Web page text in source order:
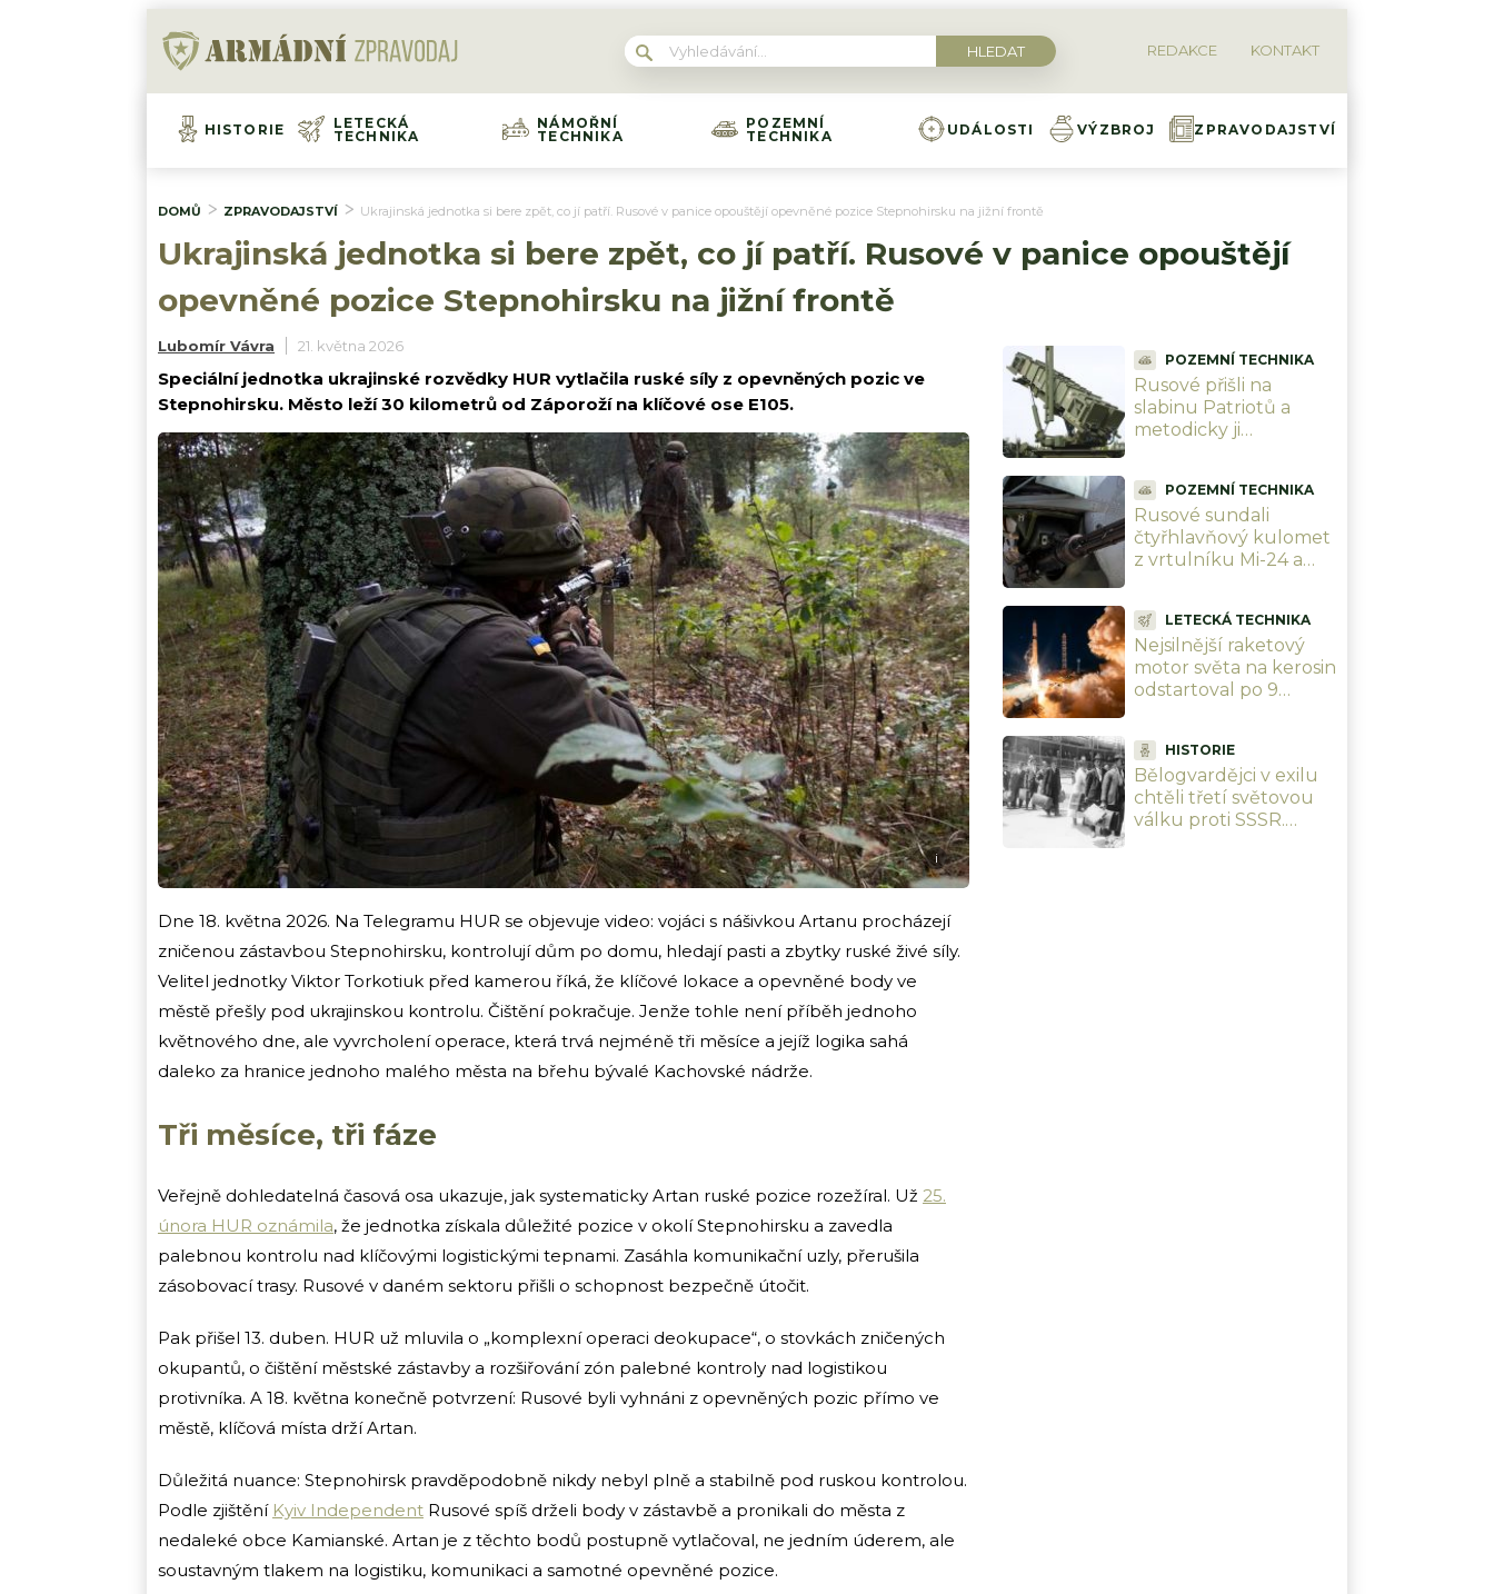
REDAKCE KONTAKT
HISTORIE
LETECKÁ
TECHNIKA
NÁMOŘNÍ
TECHNIKA
POZEMNÍ
TECHNIKA
UDÁLOSTI VÝZBROJ ZPRAVODAJSTVÍ
DOMŮ ZPRAVODAJSTVÍ Ukrajinská jednotka si bere zpět, co jí patří. Rusové v panice opouštějí opevněné pozice Stepnohirsku na jižní frontě
Ukrajinská jednotka si bere zpět, co jí patří. Rusové v panice opouštějí
opevněné pozice Stepnohirsku na jižní frontě
Lubomír Vávra 21. května 2026
Speciální jednotka ukrajinské rozvědky HUR vytlačila ruské síly z opevněných pozic ve
Stepnohirsku. Město leží 30 kilometrů od Záporoží na klíčové ose E105.
i
Dne 18. května 2026. Na Telegramu HUR se objevuje video: vojáci s nášivkou Artanu procházejí
zničenou zástavbou Stepnohirsku, kontrolují dům po domu, hledají pasti a zbytky ruské živé síly.
Velitel jednotky Viktor Torkotiuk před kamerou říká, že klíčové lokace a opevněné body ve
městě přešly pod ukrajinskou kontrolu. Čištění pokračuje. Jenže tohle není příběh jednoho
květnového dne, ale vyvrcholení operace, která trvá nejméně tři měsíce a jejíž logika sahá
daleko za hranice jednoho malého města na břehu bývalé Kachovské nádrže.
Tři měsíce, tři fáze
Veřejně dohledatelná časová osa ukazuje, jak systematicky Artan ruské pozice rozežíral. Už 25.
února HUR oznámila, že jednotka získala důležité pozice v okolí Stepnohirsku a zavedla
palebnou kontrolu nad klíčovými logistickými tepnami. Zasáhla komunikační uzly, přerušila
zásobovací trasy. Rusové v daném sektoru přišli o schopnost bezpečně útočit.
Pak přišel 13. duben. HUR už mluvila o „komplexní operaci deokupace“, o stovkách zničených
okupantů, o čištění městské zástavby a rozšiřování zón palebné kontroly nad logistikou
protivníka. A 18. května konečně potvrzení: Rusové byli vyhnáni z opevněných pozic přímo ve
městě, klíčová místa drží Artan.
Důležitá nuance: Stepnohirsk pravděpodobně nikdy nebyl plně a stabilně pod ruskou kontrolou.
Podle zjištění Kyiv Independent Rusové spíš drželi body v zástavbě a pronikali do města z
nedaleké obce Kamianské. Artan je z těchto bodů postupně vytlačoval, ne jedním úderem, ale
soustavným tlakem na logistiku, komunikaci a samotné opevněné pozice.
POZEMNÍ TECHNIKA
Rusové přišli na
slabinu Patriotů a
metodicky ji
odporuPOZEMNÍ TECHNIKA
Rusové sundali
čtyřhlavňový kulomet
z vrtulníku Mi-24 a
příliš silný
LETECKÁ TECHNIKA
Nejsilnější raketový
motor světa na kerosin
odstartoval po 9
najednou
HISTORIE
Bělogvardějci v exilu
chtěli třetí světovou
válku proti SSSR.